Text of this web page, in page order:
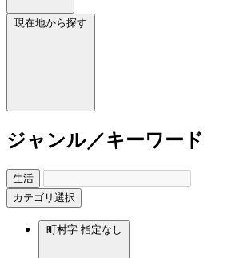
現在地から探す
ジャンル／キーワード
生活
カテゴリ選択
町村字 指定なし